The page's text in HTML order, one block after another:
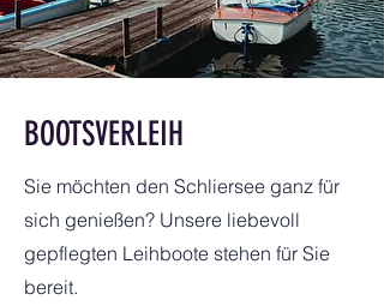
BOOTSVERLEIH
Sie möchten den Schliersee ganz für
sich genießen? Unsere liebevoll
gepflegten Leihboote stehen für Sie
bereit.